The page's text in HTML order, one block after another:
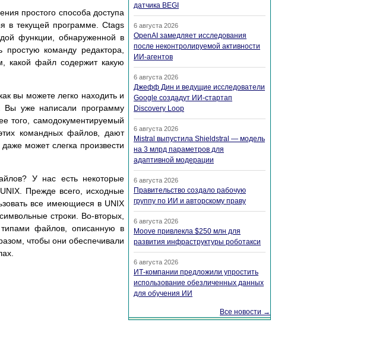
простого способа доступа
в текущей программе. Ctags
функции, обнаруженной в
команду редактора,
какой файл содержит какую
вы можете легко находить и
Вы уже написали программу
того, самодокументируемый
командных файлов, дают
может слегка произвести
У нас есть некоторые
Прежде всего, исходные
все имеющиеся в UNIX
строки. Во-вторых,
файлов, описанную в
чтобы они обеспечивали
датчика BEGI
6 августа 2026
OpenAI замедляет исследования
после неконтролируемой активности
ИИ-агентов
6 августа 2026
Джефф Дин и ведущие исследователи
Google создадут ИИ-стартап
Discovery Loop
6 августа 2026
Mistral выпустила Shieldstral — модель
на 3 млрд параметров для
адаптивной модерации
6 августа 2026
Правительство создало рабочую
группу по ИИ и авторскому праву
6 августа 2026
Moove привлекла $250 млн для
развития инфраструктуры роботакси
6 августа 2026
ИТ-компании предложили упростить
использование обезличенных данных
для обучения ИИ
Все новости →